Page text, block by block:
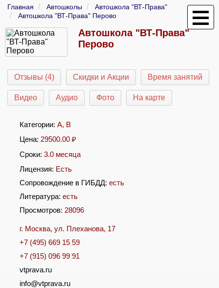
Главная Автошколы
Автошкола "ВТ-Права"
Автошкола "ВТ-Права" Перово
Автошкола "ВТ-Права"
Перово
Отзывы (4) Скидки и Акции Время занятий
Видео Аудио Фото На карте
Категории: A, B
Цена: 29500.00 ₽
Сроки: 3.0 месяца
Лицензия: Есть
Сопровождение в ГИБДД: есть
Литература: есть
Просмотров: 28096
г. Москва, ул. Плеханова, 17
+7 (495) 669 15 59
+7 (915) 096 99 91
vtprava.ru
info@vtprava.ru